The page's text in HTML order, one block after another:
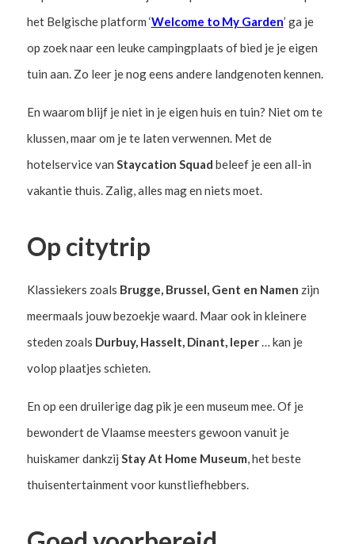
het Belgische platform ‘Welcome to My Garden’ ga je
op zoek naar een leuke campingplaats of bied je je eigen
tuin aan. Zo leer je nog eens andere landgenoten kennen.
En waarom blijf je niet in je eigen huis en tuin? Niet om te
klussen, maar om je te laten verwennen. Met de
hotelservice van Staycation Squad beleef je een all-in
vakantie thuis. Zalig, alles mag en niets moet.
Op citytrip
Klassiekers zoals Brugge, Brussel, Gent en Namen zijn
meermaals jouw bezoekje waard. Maar ook in kleinere
steden zoals Durbuy, Hasselt, Dinant, Ieper… kan je
volop plaatjes schieten.
En op een druilerige dag pik je een museum mee. Of je
bewondert de Vlaamse meesters gewoon vanuit je
huiskamer dankzij Stay At Home Museum, het beste
thuisentertainment voor kunstliefhebbers.